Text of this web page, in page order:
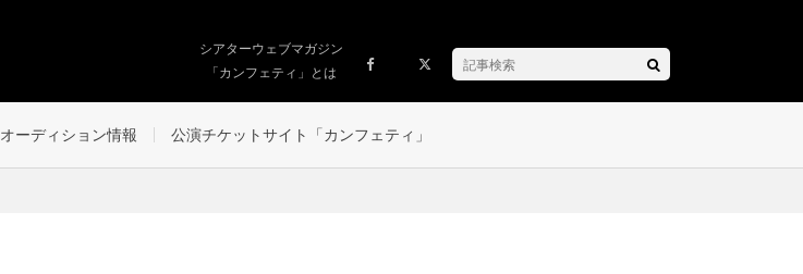
シアターウェブマガジン
「カンフェティ」とは
オーディション情報 公演チケットサイト「カンフェティ」